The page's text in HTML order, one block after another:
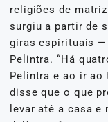
religiões de
surgiu a partir de
giras espirituais —
Pelintra. “Há
Pelintra e ao ir ao
disse que o que
levar até a casa e